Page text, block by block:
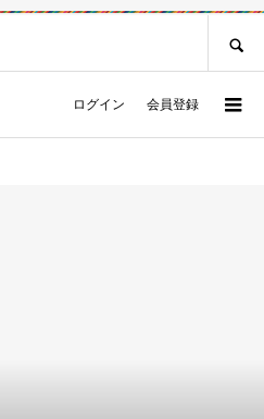
ログイン 会員登録